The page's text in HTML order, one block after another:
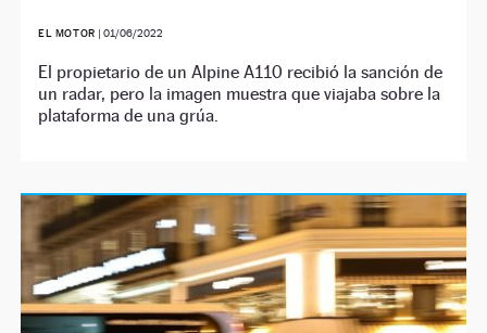
EL MOTOR | 01/06/2022
El propietario de un Alpine A110 recibió la sanción de
un radar, pero la imagen muestra que viajaba sobre la
plataforma de una grúa.